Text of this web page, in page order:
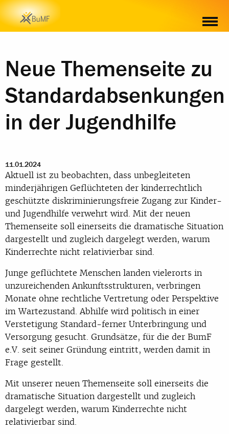
MATERIAL
Neue Themenseite zu
Standardabsenkungen
in der Jugendhilfe
11.01.2024
Aktuell ist zu beobachten, dass unbegleiteten
minderjährigen Geflüchteten der kinderrechtlich
geschützte diskriminierungsfreie Zugang zur Kinder-
und Jugendhilfe verwehrt wird. Mit der neuen
Themenseite soll einerseits die dramatische Situation
dargestellt und zugleich dargelegt werden, warum
Kinderrechte nicht relativierbar sind.
Junge geflüchtete Menschen landen vielerorts in
unzureichenden Ankunftsstrukturen, verbringen
Monate ohne rechtliche Vertretung oder Perspektive
im Wartezustand. Abhilfe wird politisch in einer
Verstetigung Standard-ferner Unterbringung und
Versorgung gesucht. Grundsätze, für die der BumF
e.V. seit seiner Gründung eintritt, werden damit in
Frage gestellt.
Mit unserer neuen Themenseite soll einerseits die
dramatische Situation dargestellt und zugleich
dargelegt werden, warum Kinderrechte nicht
relativierbar sind.